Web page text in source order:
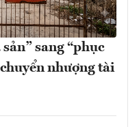
sang “phục
nhượng tài